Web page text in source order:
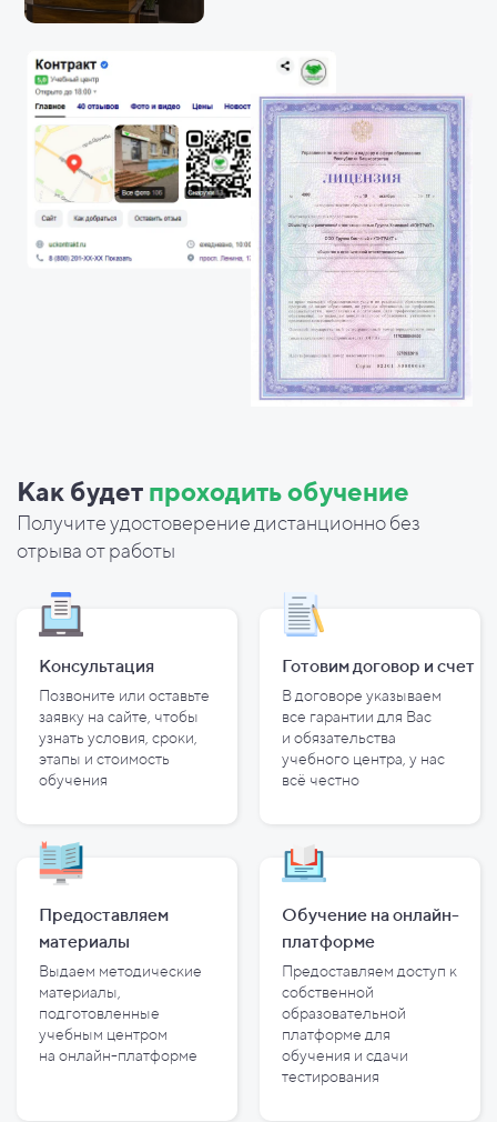
Как будет проходить обучение
Получите удостоверение дистанционно без
отрыва от работы
Консультация
Позвоните или оставьте
заявку на сайте, чтобы
узнать условия, сроки,
этапы и стоимость
обучения
Готовим договор и счет
В договоре указываем
все гарантии для Вас
и обязательства
учебного центра, у нас
всё честно
Предоставляем
материалы
Выдаем методические
материалы,
подготовленные
учебным центром
на онлайн-платформе
Обучение на онлайн-
платформе
Предоставляем доступ к
собственной
образовательной
платформе для
обучения и сдачи
тестирования